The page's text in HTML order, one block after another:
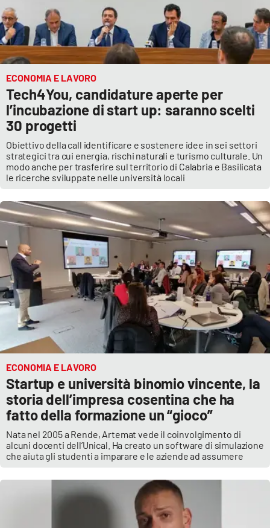
ECONOMIA E LAVORO
Tech4You, candidature aperte per
l’incubazione di start up: saranno scelti
30 progetti
Obiettivo della call identificare e sostenere idee in sei settori
strategici tra cui energia, rischi naturali e turismo culturale. Un
modo anche per trasferire sul territorio di Calabria e Basilicata
le ricerche sviluppate nelle università locali
ECONOMIA E LAVORO
Startup e università binomio vincente, la
storia dell’impresa cosentina che ha
fatto della formazione un “gioco”
Nata nel 2005 a Rende, Artemat vede il coinvolgimento di
alcuni docenti dell’Unical. Ha creato un software di simulazione
che aiuta gli studenti a imparare e le aziende ad assumere